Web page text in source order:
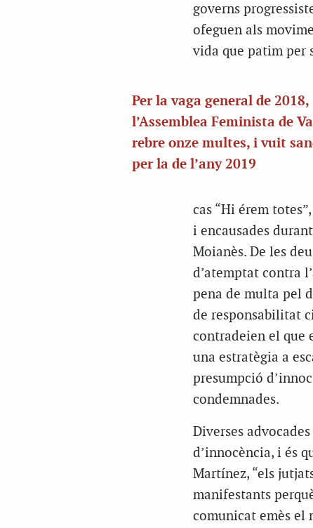
governs
ofeguen als
vida que patim per
Per la vaga general de 2018,
l’Assemblea Feminista de
rebre onze multes, i vuit
per la de l’any 2019
cas “Hi érem
i encausades
Moianès. De les
d’atemptat contra
pena de multa pel
de responsabilitat
contradeien el que
una estratègia a
presumpció
condemnades.
Diverses
d’innocència, i és
Martínez, “els
manifestants
comunicat emès el